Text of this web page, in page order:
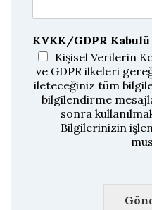
KVKK/GDPR Kabulü
Kişisel Verilerin
ve GDPR ilkeleri
ileteceğiniz tüm
bilgilendirme
sonra
Bilgilerinizin